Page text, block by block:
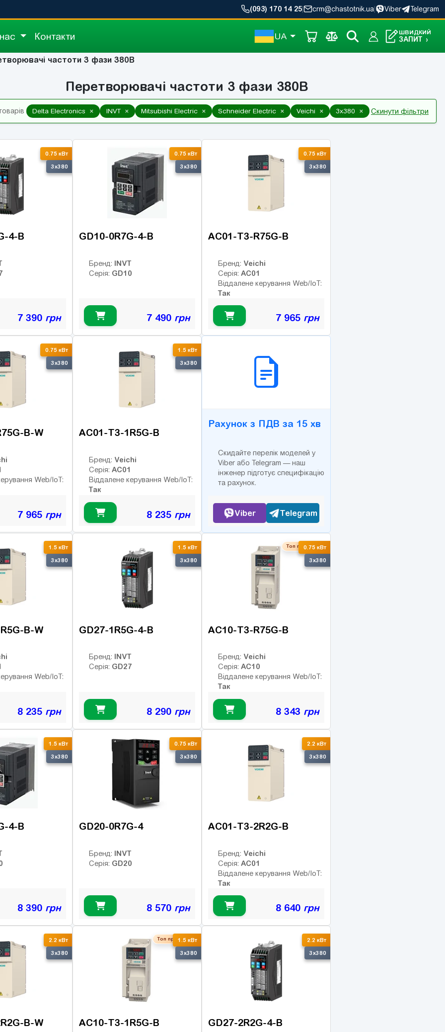
(093) 170 14 25 crm@chastotnik.ua Viber Telegram
Контакти UA ШВИДКИЙ
ЗАПИТ ›
частоти 3 фази 380В
Перетворювачі частоти 3 фази 380В
Delta Electronics × INVT × Mitsubishi Electric × Schneider Electric × Veichi × 3x380 × Скинути фільтри
0.75 кВт
3x380
4-B
7 390 грн
0.75 кВт
3x380
GD10-0R7G-4-B
Бренд: INVT
Серія: GD10
7 490 грн
0.75 кВт
3x380
AC01-T3-R75G-B
Бренд: Veichi
Серія: AC01
Віддалене керування Web/IoT:
Так
7 965 грн
0.75 кВт
3x380
B-W
Web/IoT:
7 965 грн
1.5 кВт
3x380
AC01-T3-1R5G-B
Бренд: Veichi
Серія: AC01
Віддалене керування Web/IoT:
Так
8 235 грн
Рахунок з ПДВ за 15 хв
Скидайте перелік моделей у
Viber або Telegram — наш
інженер підготує специфікацію
та рахунок.
Viber Telegram
1.5 кВт
3x380
B-W
Web/IoT:
8 235 грн
1.5 кВт
3x380
GD27-1R5G-4-B
Бренд: INVT
Серія: GD27
8 290 грн
0.75 кВт
3x380
Топ продаж
AC10-T3-R75G-B
Бренд: Veichi
Серія: AC10
Віддалене керування Web/IoT:
Так
8 343 грн
1.5 кВт
3x380
4-B
8 390 грн
0.75 кВт
3x380
GD20-0R7G-4
Бренд: INVT
Серія: GD20
8 570 грн
2.2 кВт
3x380
AC01-T3-2R2G-B
Бренд: Veichi
Серія: AC01
Віддалене керування Web/IoT:
Так
8 640 грн
2.2 кВт
3x380
B-W
1.5 кВт
3x380
Топ продаж
AC10-T3-1R5G-B
2.2 кВт
3x380
GD27-2R2G-4-B